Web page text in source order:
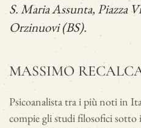
S. Maria Assunta, Piazza
Orzinuovi (BS).
MASSIMO
Psicoanalista tra i più noti in
compie gli studi filosofici sotto